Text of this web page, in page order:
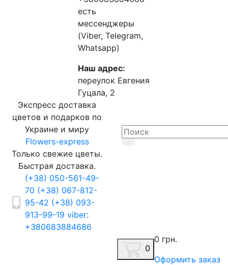
есть
мессенджеры
(Viber, Telegram,
Whatsapp)
Наш адрес:
переулок Евгения
Гуцала, 2
Экспресс доставка
цветов и подарков по
Украине и миру
Flowers-express
Только свежие цветы.
Быстрая доставка.
(+38) 050-561-49-
70 (+38) 067-812-
95-42 (+38) 093-
913-99-19 viber:
+380683884686
0
0 грн.
Оформить заказ